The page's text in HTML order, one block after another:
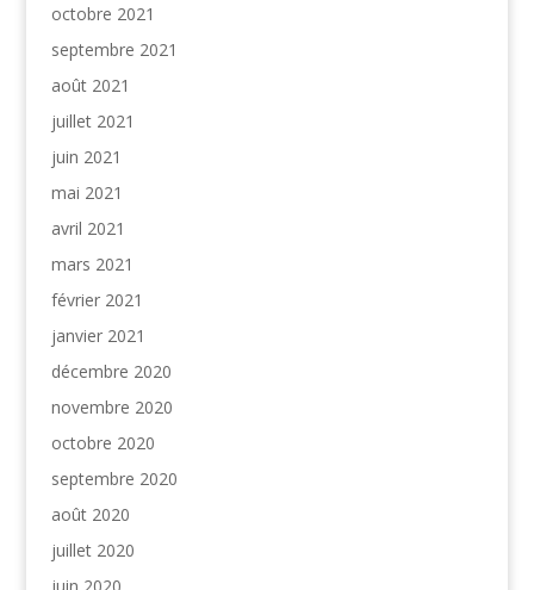
octobre 2021
septembre 2021
août 2021
juillet 2021
juin 2021
mai 2021
avril 2021
mars 2021
février 2021
janvier 2021
décembre 2020
novembre 2020
octobre 2020
septembre 2020
août 2020
juillet 2020